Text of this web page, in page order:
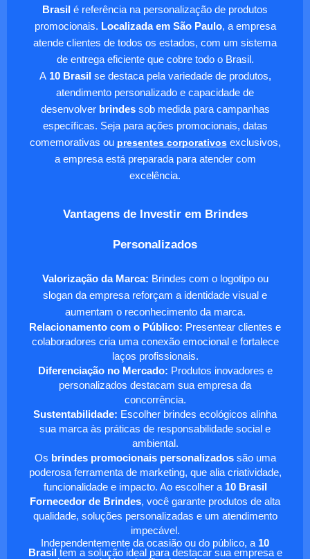
Brasil é referência na personalização de produtos
promocionais. Localizada em São Paulo, a empresa
atende clientes de todos os estados, com um sistema
de entrega eficiente que cobre todo o Brasil.
A10 Brasilse destaca pela variedade de produtos,
atendimento personalizado e capacidade de
desenvolver brindessob medida para campanhas
específicas. Seja para ações promocionais, datas
comemorativas ou presentes corporativosexclusivos,
a empresa está preparada para atender com
excelência.
Vantagens de Investir em Brindes
Personalizados
Valorização da Marca: Brindes com o logotipo ou
slogan da empresa reforçam a identidade visual e
aumentam o reconhecimento da marca.
Relacionamento com o Público: Presentear clientes e
colaboradores cria uma conexão emocional e fortalece
laços profissionais.
Diferenciação no Mercado: Produtos inovadores e
personalizados destacam sua empresa da
concorrência.
Sustentabilidade: Escolher brindes ecológicos alinha
sua marca às práticas de responsabilidade social e
ambiental.
Os brindes promocionais personalizadossão uma
poderosa ferramenta de marketing, que alia criatividade,
funcionalidade e impacto. Ao escolher a 10 Brasil
Fornecedor de Brindes, você garante produtos de alta
qualidade, soluções personalizadas e um atendimento
impecável.
Independentemente da ocasião ou do público, a 10
Brasil tem a solução ideal para destacar sua empresa e